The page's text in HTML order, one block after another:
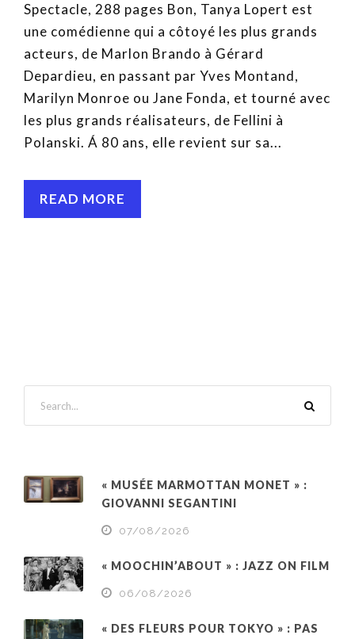
Spectacle, 288 pages Bon, Tanya Lopert est
une comédienne qui a côtoyé les plus grands
acteurs, de Marlon Brando à Gérard
Depardieu, en passant par Yves Montand,
Marilyn Monroe ou Jane Fonda, et tourné avec
les plus grands réalisateurs, de Fellini à
Polanski. Á 80 ans, elle revient sur sa...
READ MORE
« MUSÉE MARMOTTAN MONET » :
GIOVANNI SEGANTINI
07/08/2026
« MOOCHIN’ABOUT » : JAZZ ON FILM
06/08/2026
« DES FLEURS POUR TOKYO » : PAS